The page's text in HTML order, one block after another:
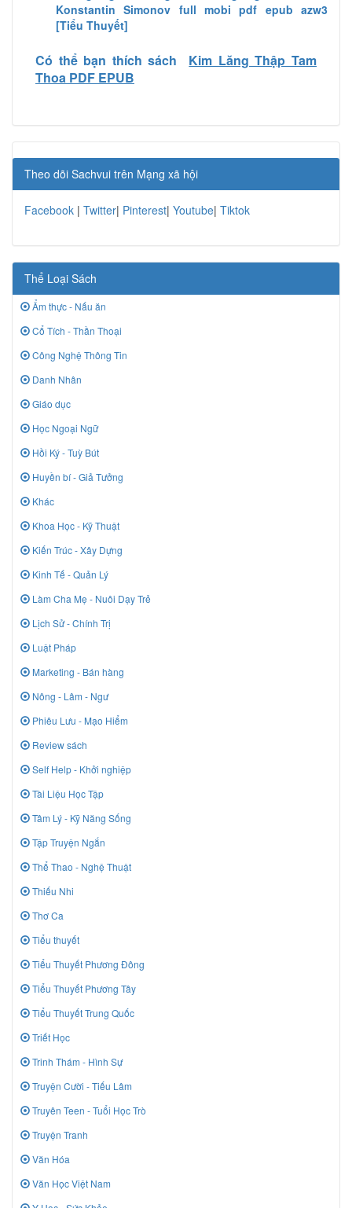
Konstantin Simonov full mobi pdf epub azw3
[Tiểu Thuyết]
Có thể bạn thích sách
Kim Lăng Thập Tam
Thoa PDF EPUB
Theo dõi Sachvui trên Mạng xã hội
Facebook | Twitter| Pinterest| Youtube| Tiktok
Thể Loại Sách
Ẩm thực - Nấu ăn
Cổ Tích - Thần Thoại
Công Nghệ Thông Tin
Danh Nhân
Giáo dục
Học Ngoại Ngữ
Hồi Ký - Tuỳ Bút
Huyền bí - Giả Tưởng
Khác
Khoa Học - Kỹ Thuật
Kiến Trúc - Xây Dựng
Kinh Tế - Quản Lý
Làm Cha Mẹ - Nuôi Dạy Trẻ
Lịch Sử - Chính Trị
Luật Pháp
Marketing - Bán hàng
Nông - Lâm - Ngư
Phiêu Lưu - Mạo Hiểm
Review sách
Self Help - Khởi nghiệp
Tài Liệu Học Tập
Tâm Lý - Kỹ Năng Sống
Tập Truyện Ngắn
Thể Thao - Nghệ Thuật
Thiếu Nhi
Thơ Ca
Tiểu thuyết
Tiểu Thuyết Phương Đông
Tiểu Thuyết Phương Tây
Tiểu Thuyết Trung Quốc
Triết Học
Trinh Thám - Hình Sự
Truyện Cười - Tiếu Lâm
Truyên Teen - Tuổi Học Trò
Truyện Tranh
Văn Hóa
Văn Học Việt Nam